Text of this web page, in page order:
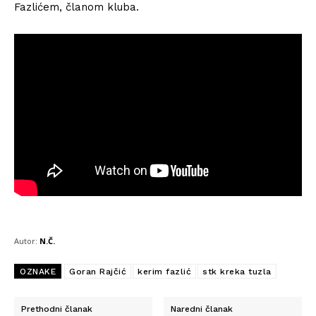
Fazlićem, članom kluba.
Autor: N.Č.
OZNAKE Goran Rajčić kerim fazlić stk kreka tuzla
Prethodni članak Naredni članak